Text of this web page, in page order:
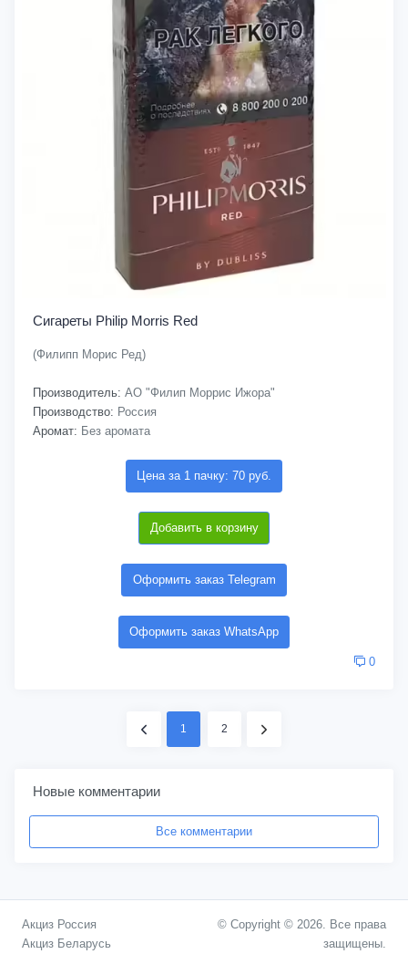
Сигареты Philip Morris Red
(Филипп Морис Ред)
Производитель: АО "Филип Моррис Ижора"
Производство: Россия
Аромат: Без аромата
Цена за 1 пачку: 70 руб.
Добавить в корзину
Оформить заказ Telegram
Оформить заказ WhatsApp
0
1 2
Новые комментарии
Все комментарии
Акциз Россия
Акциз Беларусь
© Copyright © 2026. Все права
защищены.